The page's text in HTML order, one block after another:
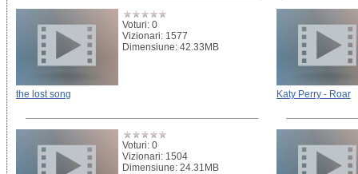
Voturi: 0
Vizionari: 1577
Dimensiune: 42.33MB
the lost song Katy Perry - Roar
Voturi: 0
Vizionari: 1504
Dimensiune: 24.31MB